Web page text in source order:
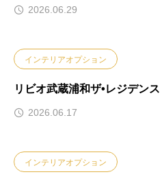
2026.06.29
インテリアオプション
リビオ武蔵浦和ザ•レジデンス
2026.06.17
インテリアオプション